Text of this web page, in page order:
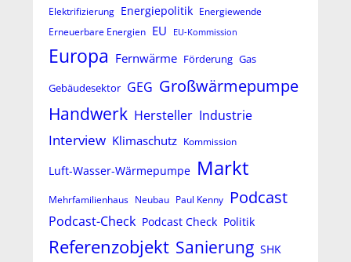
Elektrifizierung Energiepolitik Energiewende
Erneuerbare Energien EU EU-Kommission
Europa Fernwärme Förderung Gas
Gebäudesektor GEG Großwärmepumpe
Handwerk Hersteller Industrie
Interview Klimaschutz Kommission
Luft-Wasser-Wärmepumpe Markt
Mehrfamilienhaus Neubau Paul Kenny Podcast
Podcast-Check Podcast Check Politik
Referenzobjekt Sanierung SHK